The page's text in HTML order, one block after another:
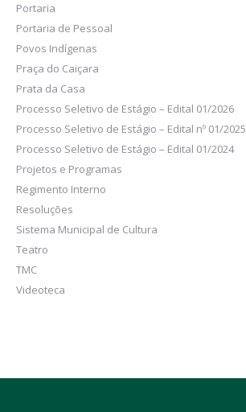
Portaria
Portaria de Pessoal
Povos Indígenas
Praça do Caiçara
Prata da Casa
Processo Seletivo de Estágio – Edital 01/2026
Processo Seletivo de Estágio – Edital nº 01/2025
Processo Seletivo de Estágio – Edital 01/2024
Projetos e Programas
Regimento Interno
Resoluções
Sistema Municipal de Cultura
Teatro
TMC
Videoteca